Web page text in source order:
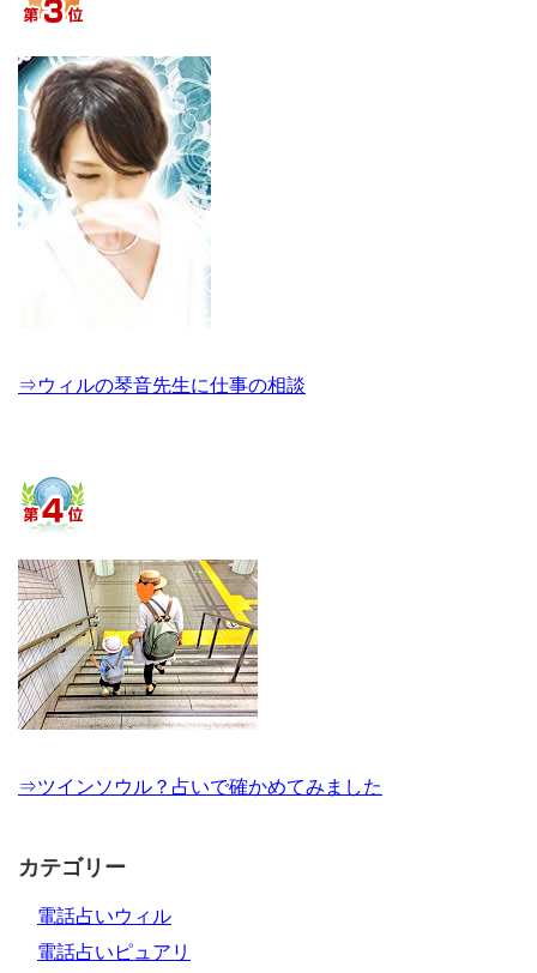
⇒ウィルの琴音先生に仕事の相談
⇒ツインソウル？占いで確かめてみました
カテゴリー
電話占いウィル
電話占いピュアリ